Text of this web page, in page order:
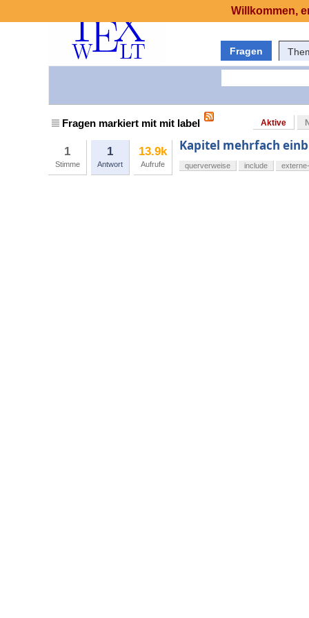
Fragen
Fragen markiert mit mit label Aktive
1
Stimme
1
Antwort
13.9k
Aufrufe
Kapitel mehrfach
querverweise include
Willkommen,